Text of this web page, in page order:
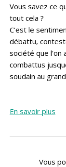
Vous savez ce
tout cela ?
C'est le
débattu,
société que l'on
combattus
soudain au
En savoir plus
Vous